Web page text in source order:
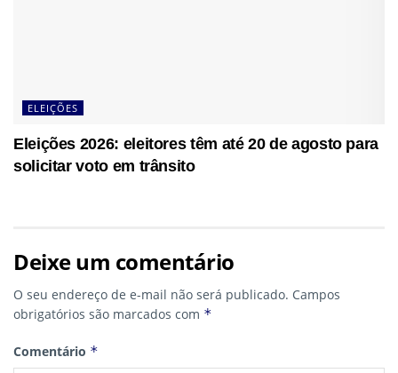
ELEIÇÕES
Eleições 2026: eleitores têm até 20 de agosto para
solicitar voto em trânsito
Deixe um comentário
O seu endereço de e-mail não será publicado. Campos
obrigatórios são marcados com *
Comentário *